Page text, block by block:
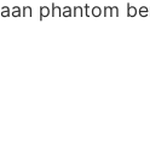
phantom